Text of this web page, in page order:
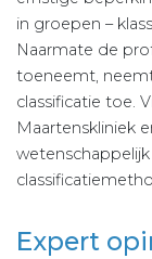
in groepen –
Naarmate de
toeneemt,
classificatie toe.
Maartenskliniek
Expert